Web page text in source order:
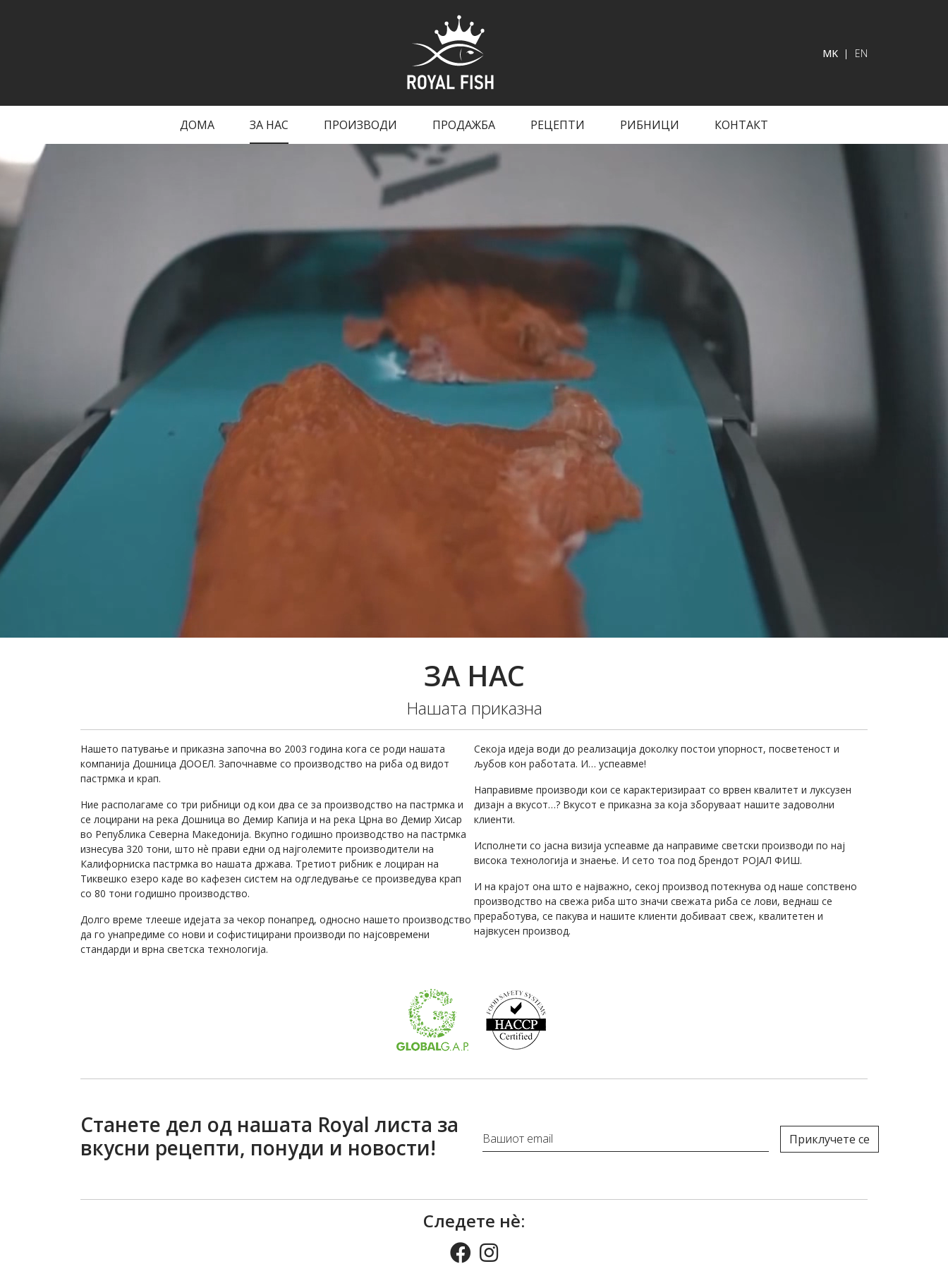
MK EN
ДОМА ЗА НАС ПРОИЗВОДИ ПРОДАЖБА РЕЦЕПТИ РИБНИЦИ КОНТАКТ
ЗА НАС
Нашата приказна
Нашето патување и приказна започна во 2003 година кога се роди нашата
компанија Дошница ДООЕЛ. Започнавме со производство на риба од видот
пастрмка и крап.
Ние располагаме со три рибници од кои два се за производство на пастрмка и
се лоцирани на река Дошница во Демир Капија и на река Црна во Демир Хисар
во Република Северна Македонија. Вкупно годишно производство на пастрмка
изнесува 320 тони, што нѐ прави едни од најголемите производители на
Калифорниска пастрмка во нашата држава. Третиот рибник е лоциран на
Тиквешко езеро каде во кафезен систем на одгледување се произведува крап
со 80 тони годишно производство.
Долго време тлееше идејата за чекор понапред, односно нашето производство
да го унапредиме со нови и софистицирани производи по најсовремени
стандарди и врна светска технологија.
Секоја идеја води до реализација доколку постои упорност, посветеност и
љубов кон работата. И… успеавме!
Направивме производи кои се карактеризираат со врвен квалитет и луксузен
дизајн а вкусот…? Вкусот е приказна за која зборуваат нашите задоволни
клиенти.
Исполнети со јасна визија успеавме да направиме светски производи по нај
висока технологија и знаење. И сето тоа под брендот РОЈАЛ ФИШ.
И на крајот она што е најважно, секој производ потекнува од наше сопствено
производство на свежа риба што значи свежата риба се лови, веднаш се
преработува, се пакува и нашите клиенти добиваат свеж, квалитетен и
највкусен производ.
Станете дел од нашата Royal листа за
вкусни рецепти, понуди и новости!
Следете нѐ: